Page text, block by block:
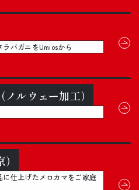
バガニをUmiosから
ルウェー加工）
仕上げたメロカマをご家庭